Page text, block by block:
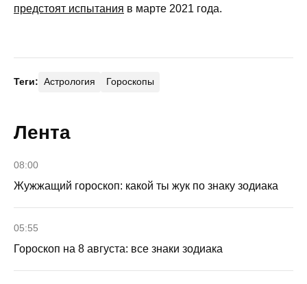
предстоят испытания в марте 2021 года.
Теги: Астрология Гороскопы
Лента
08:00
Жужжащий гороскоп: какой ты жук по знаку зодиака
05:55
Гороскоп на 8 августа: все знаки зодиака